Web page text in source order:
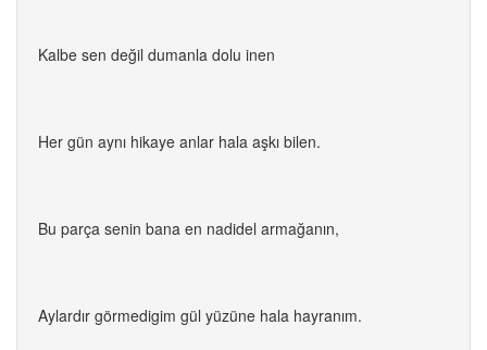
Kalbe sen değil dumanla dolu inen
Her gün aynı hikaye anlar hala aşkı bilen.
Bu parça senin bana en nadidel armağanın,
Aylardır görmedigim gül yüzüne hala hayranım.